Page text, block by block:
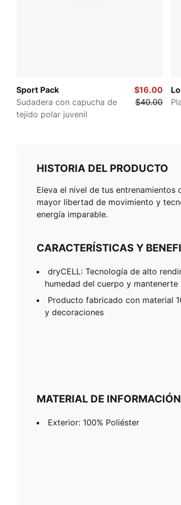
Sport Pack
Sudadera con capucha de
tejido polar juvenil
$16.00
$40.00
HISTORIA DEL PRODUCTO
Eleva el nivel de tus
mayor libertad de movimiento y
energía imparable.
CARACTERÍSTICAS Y
dryCELL: Tecnología de alto
humedad del cuerpo y
Producto fabricado con material
y decoraciones
MATERIAL DE INFORMACIÓN
Exterior: 100% Poliéster